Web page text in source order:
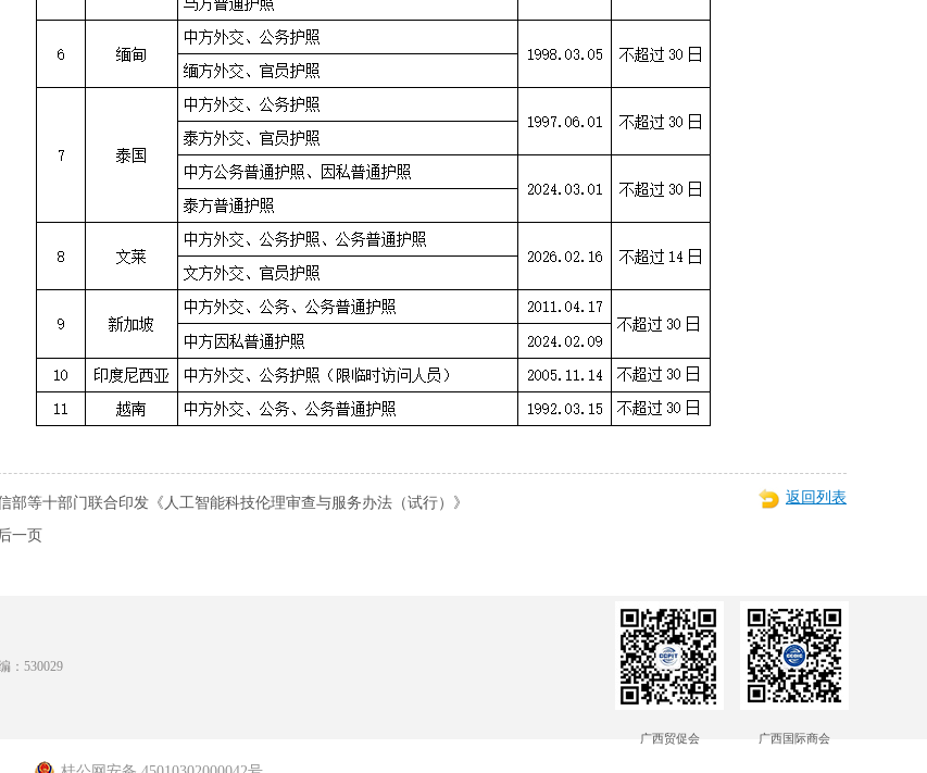
返回列表
部等十部门联合印发《人工智能科技伦理审查与服务办法（试行）》
一页
广西国际商会
广西贸促会
：530029